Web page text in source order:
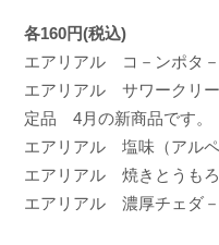
各160円(税込)
エアリアル コ－ンポタ
エアリアル サワークリ
定品 4月の新商品です。
エアリアル 塩味（アルペ
エアリアル 焼きとうも
エアリアル 濃厚チェダ